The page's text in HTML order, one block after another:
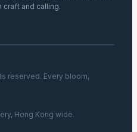
craft and calling.
reserved. Every bloom,
Hong Kong wide.